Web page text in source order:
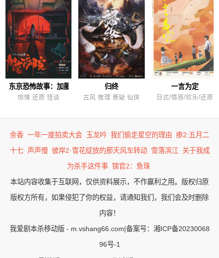
东京恐怖故事：加藤病院
惊悚 还原 怪谈
归终
古风 推理 悬疑 仙侠
一言为定
日式/情感/欢乐/还原
余香 一年一度拍卖大会 玉龙吟 我们偷走星空的理由 瘆2:五月二
十七 声声慢 彼岸2·雪花绽放的那天风车转动 雪落滨江
关于我成
为杀手这件事 锦官2：鱼珠
本站内容收集于互联网，仅供资料展示，不作赢利之用。版权归原
版权方所有，如果侵犯了你的权益，请通知我们，我们会及时删除
内容！
我爱剧本杀移动版 - m.vshang66.com|备案号：湘ICP备20230068
96号-1